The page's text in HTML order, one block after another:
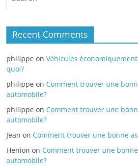
Recent Comments
philippe onVéhicules
quoi?
philippe on Comment trouver une
automobile?
philippe on Comment trouver une
automobile?
Jean on Comment trouver une bonne
Henion on Comment trouver une
automobile?